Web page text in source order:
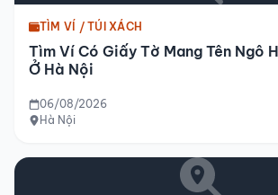
TÌM VÍ / TÚI XÁCH
Tìm Ví Có Giấy Tờ Mang Tên Ngô
Ở Hà Nội
06/08/2026
Hà Nội